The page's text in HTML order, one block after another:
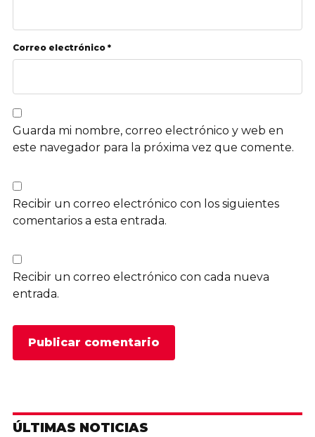
Correo electrónico *
Guarda mi nombre, correo electrónico y web en
este navegador para la próxima vez que comente.
Recibir un correo electrónico con los siguientes
comentarios a esta entrada.
Recibir un correo electrónico con cada nueva
entrada.
ÚLTIMAS NOTICIAS